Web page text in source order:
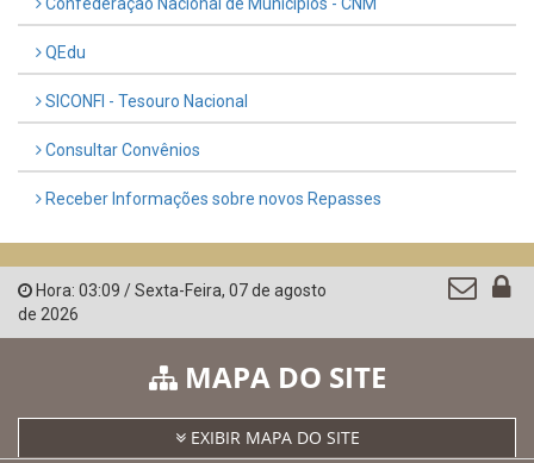
Confederação Nacional de Municípios - CNM
QEdu
SICONFI - Tesouro Nacional
Consultar Convênios
Receber Informações sobre novos Repasses
Hora: 03:09 /Sexta-Feira, 07 de agosto
de 2026
MAPA DO SITE
EXIBIR MAPA DO SITE